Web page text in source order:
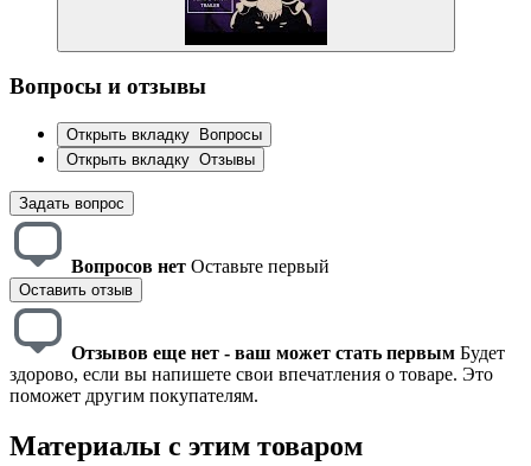
Вопросы и отзывы
Открыть вкладку
Вопросы
Открыть вкладку Отзывы
Задать вопрос
Вопросов нет Оставьте первый
Оставить отзыв
Отзывов еще нет - ваш может стать первым Будет
здорово, если вы напишете свои впечатления о товаре. Это
поможет другим покупателям.
Материалы с этим товаром